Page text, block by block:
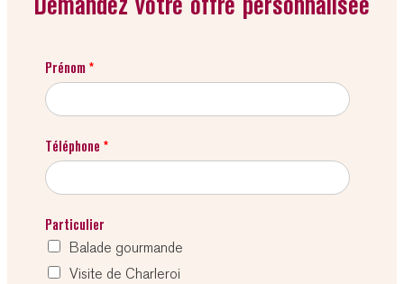
Demandez votre offre personnalisée
Prénom *
Téléphone *
Particulier
Balade gourmande
Visite de Charleroi